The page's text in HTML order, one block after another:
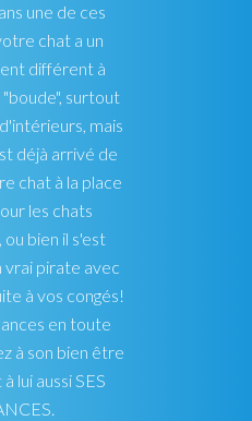
une de ces
chat a un
différent à
surtout
mais
déjà arrivé de
chat à la place
les chats
bien il s'est
pirate avec
à vos congés!
en toute
à son bien être
lui aussi SES